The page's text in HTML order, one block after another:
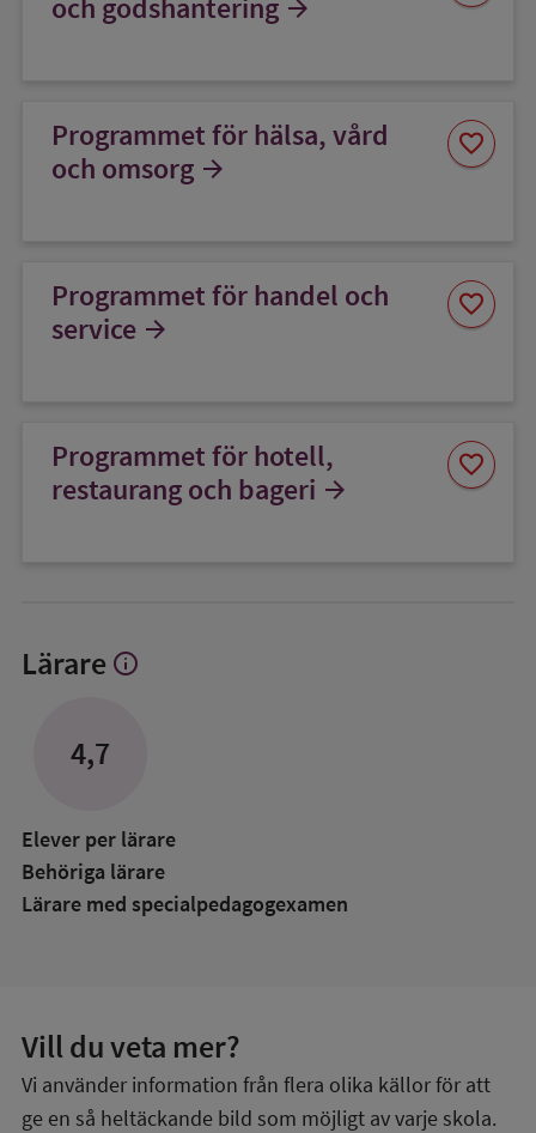
och godshantering arrow_forward
Programmet för hälsa, vård
och omsorg arrow_forward
favorite
Spara
som
Programmet för handel och
service arrow_forward
favorite
Spara
som
Programmet för hotell,
restaurang och bageri arrow_forward
favorite
Spara
som
Lärare Visa
info
4,7
Elever per lärare
Behöriga lärare
Lärare med specialpedagog­examen
Vill du veta mer?
Vi använder information från flera olika källor för att
ge en så heltäckande bild som möjligt av varje skola.